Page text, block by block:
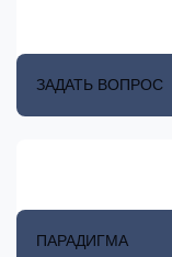
ЗАДАТЬ ВОПРОС
ПАРАДИГМА